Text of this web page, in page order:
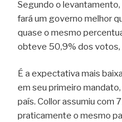
Segundo o
fará um governo melhor
quase o mesmo
obteve 50,9% dos votos,
É a expectativa mais
em seu primeiro
país. Collor assumiu com
praticamente o mesmo